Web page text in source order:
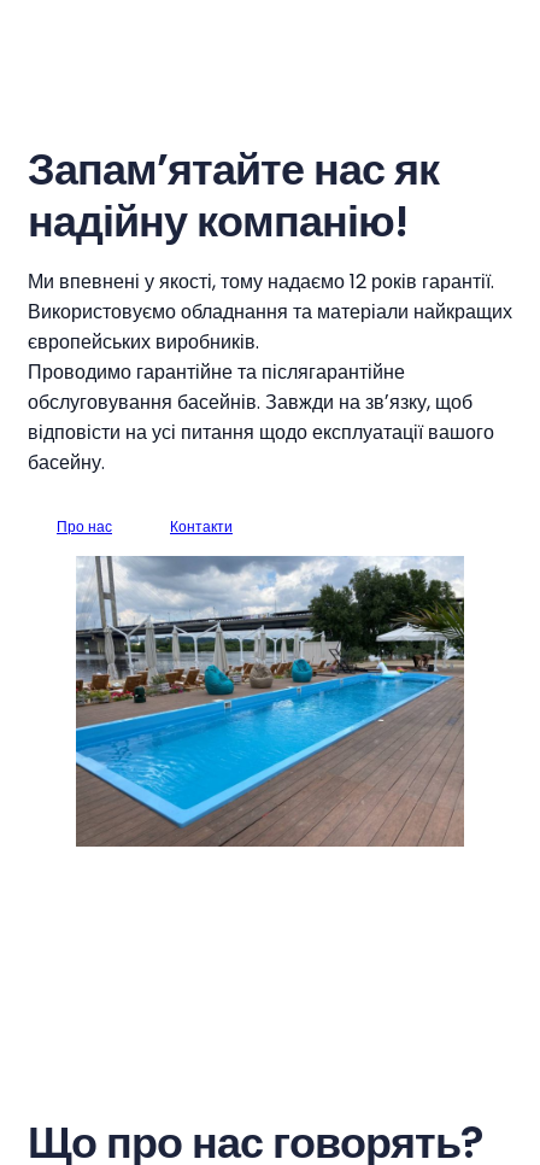
Запамʼятайте нас як
надійну компанію!
Ми впевнені у якості, тому надаємо 12 років гарантії.
Використовуємо обладнання та матеріали найкращих
європейських виробників.
Проводимо гарантійне та післягарантійне
обслуговування басейнів. Завжди на звʼязку, щоб
відповісти на усі питання щодо експлуатації вашого
басейну.
Про нас Контакти
Що про нас говорять?